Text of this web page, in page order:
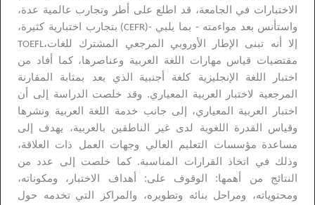
الاختبارات في الجامعة، قد اطلع على أطر وتجارب عالمية عدة،
واستأنس بعد مواءمته - بما يلبي -(CEFR)
بتجارب اختبارية كثيرة،
إلا أنه تبنى الإطار الأوروبي المرجعي المشترك للغات،TOEFL
مقتضيات قياس مهارات اللغة العربية وعناصرها، كما أفاد من
اختبار اللغة الإنجليزية كلغة أجنبية
الذي يعد بمثابة المقارنة
المرجعية لاختبار العربية المعياري. وقد خلصت الدراسة إلى أن
اختبار العربية المعياري، إلى جانب خدمة اللغة العربية ونشرها
وقياس القدرة اللغوية لدى غير الناطقين بالعربية، يهدف إلى
مساعدة مؤسسات التعليم العالي وجهات العمل ذات العلاقة،
وذلك في اتخاذ القرارات المناسبة. كما خلصت إلى عدد من
النتائج من أهمها: الوقوف على: أهداف الاختبار، ومكوناته،
ومحتوياته، ومراحل بنائه وتطويره، والمراكز التي تخدمه حول